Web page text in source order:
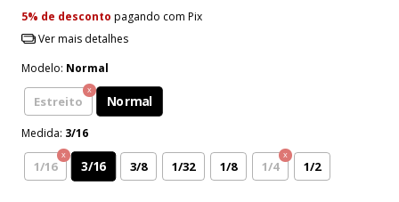
5% de desconto pagando com Pix
Ver mais detalhes
Modelo: Normal
Estreito Normal
Medida: 3/16
1/16 3/16 3/8 1/32 1/8 1/4 1/2